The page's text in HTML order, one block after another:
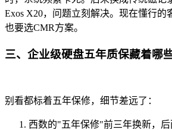
Exos X20，问题立刻解决。现在懂行的
也要选CMR方案。
三、企业级硬盘五年质保藏着哪
别看都标着五年保修，细节差远了：
西数的"五年保修"前三年换新，